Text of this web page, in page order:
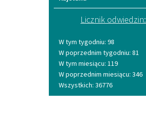
Licznik odwiedzin:
W tym tygodniu: 98
W poprzednim tygodniu: 81
W tym miesiącu: 119
W poprzednim miesiącu: 346
Wszystkich: 36776